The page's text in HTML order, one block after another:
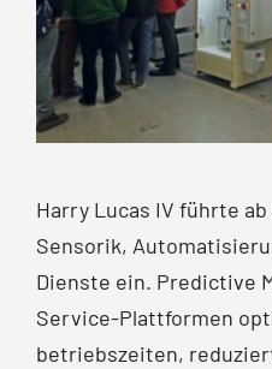
Harry Lucas IV führte
Sensorik,
Dienste ein. Predictive
Service-Plattformen
betriebszeiten,